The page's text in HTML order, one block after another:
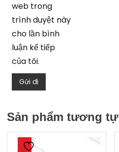
web trong
trình duyệt này
cho lần bình
luận kế tiếp
của tôi.
Sản phẩm tương tự